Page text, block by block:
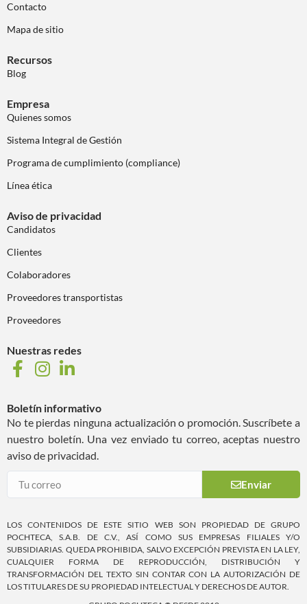
Contacto
Mapa de sitio
Recursos
Blog
Empresa
Quienes somos
Sistema Integral de Gestión
Programa de cumplimiento (compliance)
Línea ética
Aviso de privacidad
Candidatos
Clientes
Colaboradores
Proveedores transportistas
Proveedores
Nuestras redes
Boletín informativo
No te pierdas ninguna actualización o promoción. Suscríbete a
nuestro boletín. Una vez enviado tu correo, aceptas nuestro
aviso de privacidad.
Enviar
LOS CONTENIDOS DE ESTE SITIO WEB SON PROPIEDAD DE GRUPO
POCHTECA, S.A.B. DE C.V., ASÍ COMO SUS EMPRESAS FILIALES Y/O
SUBSIDIARIAS. QUEDA PROHIBIDA, SALVO EXCEPCIÓN PREVISTA EN LA LEY,
CUALQUIER FORMA DE REPRODUCCIÓN, DISTRIBUCIÓN Y
TRANSFORMACIÓN DEL TEXTO SIN CONTAR CON LA AUTORIZACIÓN DE
LOS TITULARES DE SU PROPIEDAD INTELECTUAL Y DERECHOS DE AUTOR.